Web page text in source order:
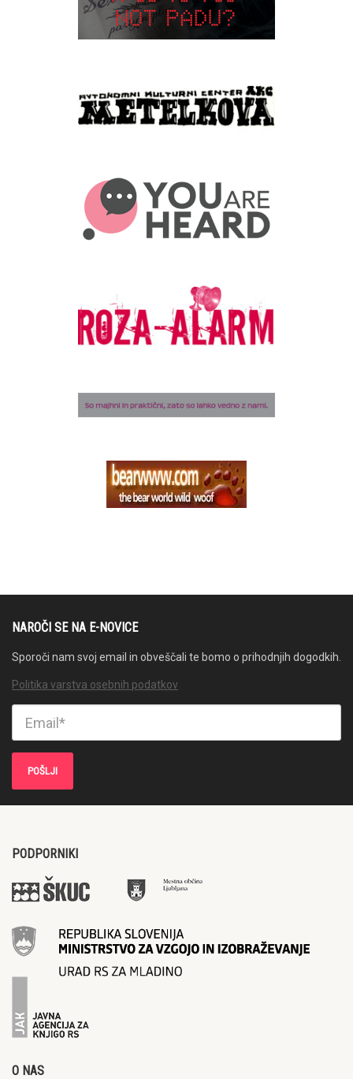
NAROČI SE NA E-NOVICE
Sporoči nam svoj email in obveščali te bomo o prihodnjih dogodkih.
Politika varstva osebnih podatkov
PODPORNIKI
O NAS